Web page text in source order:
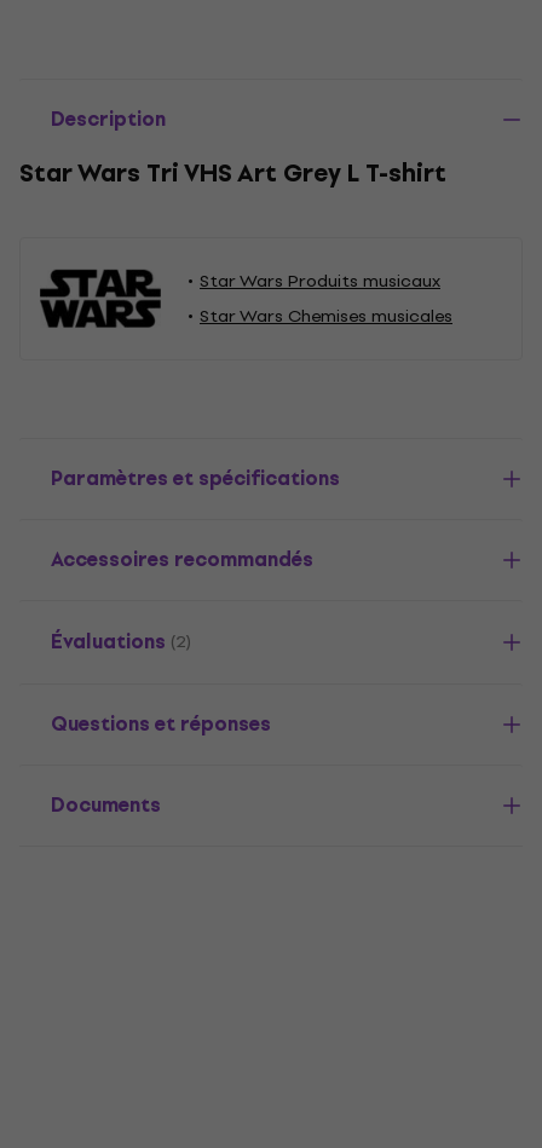
Description
Star Wars Tri VHS Art Grey L T-shirt
Star Wars Produits musicaux
Star Wars Chemises musicales
Paramètres et spécifications
Accessoires recommandés
Évaluations (2)
Questions et réponses
Documents